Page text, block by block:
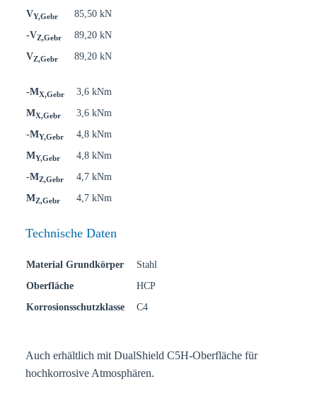
VY,Gebr
85,50 kN
-VZ,Gebr
89,20 kN
VZ,Gebr 89,20 kN
-MX,Gebr
3,6 kNm
MX,Gebr
3,6 kNm
-MY,Gebr
4,8 kNm
MY,Gebr
4,8 kNm
-MZ,Gebr
4,7 kNm
MZ,Gebr 4,7 kNm
Technische Daten
Material Grundkörper
Stahl
Oberfläche
HCP
Korrosionsschutzklasse
C4
Auch erhältlich mit DualShield C5H-Oberfläche für
hochkorrosive Atmosphären.